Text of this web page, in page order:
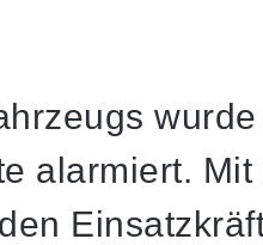
alarmiert.